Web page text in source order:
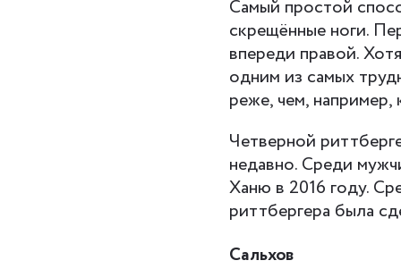
Самый простой
скрещённые ноги.
впереди правой.
одним из самых
реже, чем, например,
Четверной
недавно. Среди
Ханю в 2016 году.
риттбергера была
Сальхов